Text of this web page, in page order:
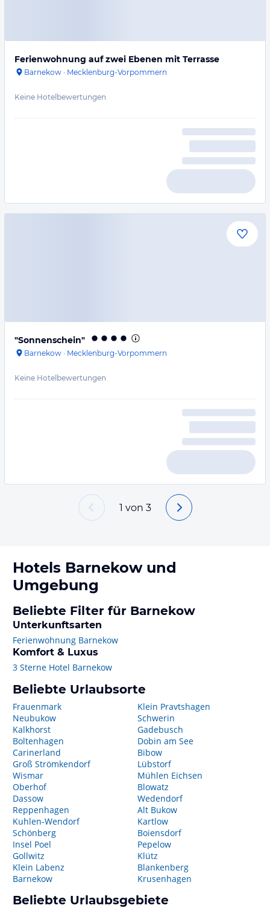
Ferienwohnung auf zwei Ebenen mit Terrasse
Barnekow · Mecklenburg-Vorpommern
Keine Hotelbewertungen
"Sonnenschein"
Barnekow · Mecklenburg-Vorpommern
Keine Hotelbewertungen
1 von 3
Hotels Barnekowund
Umgebung
Beliebte Filter für Barnekow
Unterkunftsarten
Ferienwohnung Barnekow
Komfort & Luxus
3 Sterne Hotel Barnekow
Beliebte Urlaubsorte
Frauenmark
Neubukow
Kalkhorst
Boltenhagen
Carinerland
Groß Strömkendorf
Wismar
Oberhof
Dassow
Reppenhagen
Kuhlen-Wendorf
Schönberg
Insel Poel
Gollwitz
Klein Labenz
Barnekow
Klein Pravtshagen
Schwerin
Gadebusch
Dobin am See
Bibow
Lübstorf
Mühlen Eichsen
Blowatz
Wedendorf
Alt Bukow
Kartlow
Boiensdorf
Pepelow
Klütz
Blankenberg
Krusenhagen
Beliebte Urlaubsgebiete